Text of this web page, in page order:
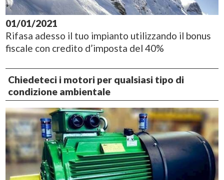
01/01/2021
Rifasa adesso il tuo impianto utilizzando il bonus
fiscale con credito d’imposta del 40%
Chiedeteci i motori per qualsiasi tipo di
condizione ambientale